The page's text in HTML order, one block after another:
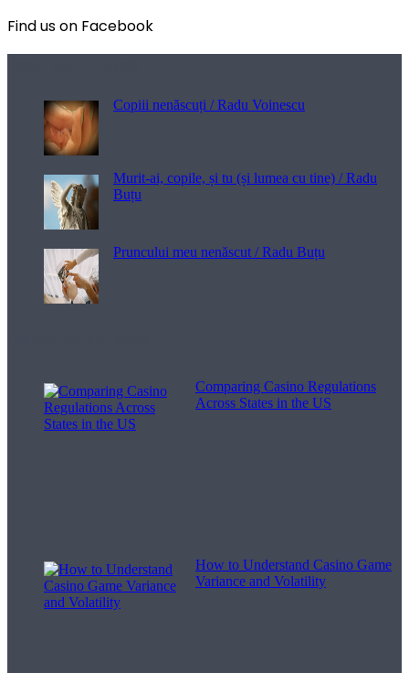
Find us on Facebook
Copiii nenăscuți / Radu Voinescu
Murit-ai, copile, și tu (și lumea cu tine) / Radu
Buțu
Pruncului meu nenăscut / Radu Buțu
Comparing Casino Regulations
Across States in the US
How to Understand Casino Game
Variance and Volatility